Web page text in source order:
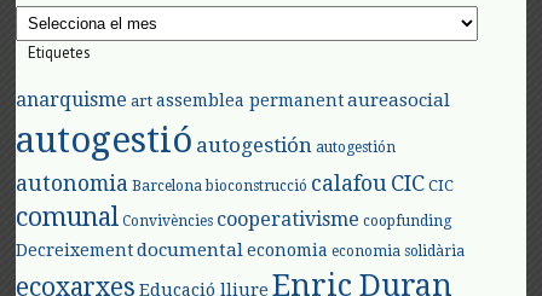
Arxius
Etiquetes
anarquisme art assemblea permanent aureasocial
autogestió autogestión autogestión
autonomia Barcelona bioconstrucció calafouCIC CIC
comunal Convivències cooperativisme coopfunding
Decreixement documental economia economia solidària
ecoxarxes Educació lliure Enric Duran